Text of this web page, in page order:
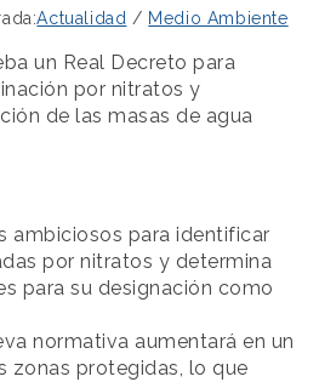
Actualidad / Medio Ambiente
un Real Decreto para
por nitratos y
de las masas de agua
ambiciosos para identificar
por nitratos y determina
para su designación como
normativa aumentará en un
zonas protegidas, lo que